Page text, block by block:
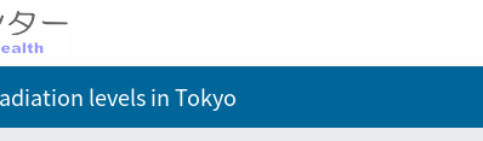
levelsin Tokyo